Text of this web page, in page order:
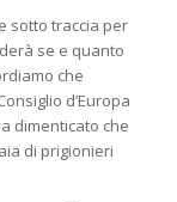
sotto traccia per
se e quanto
che
d’Europa
dimenticato che
di prigionieri